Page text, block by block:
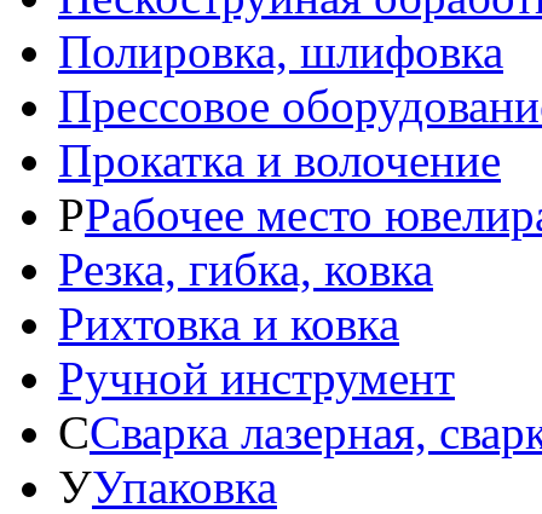
Полировка, шлифовка
Прессовое
Прокатка и волочение
РРабочее место
Резка, гибка, ковка
Рихтовка и ковка
Ручной инструмент
ССварка лазерная,
УУпаковка